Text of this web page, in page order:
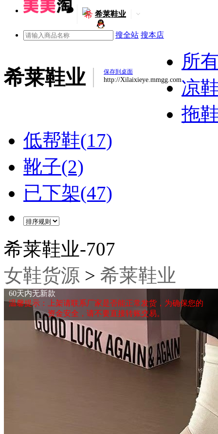
希 希莱鞋业
搜全站 搜本店
希莱鞋业 保存到桌面
http://Xilaixieye.mmgg.com
所
凉
拖
低帮鞋(17)
靴子(2)
已下架(47)
希莱鞋业-707
女鞋货源 > 希莱鞋业
60天内无新款
温馨提示：上架请联系厂家是否能正常发货，为确保您的
资金安全，请不要直接转账交易。